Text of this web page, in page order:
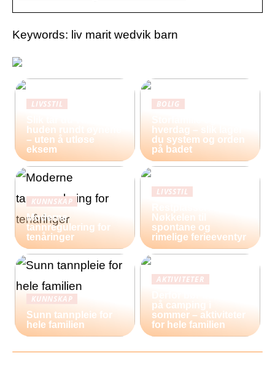
Keywords: liv marit wedvik barn
LIVSSTIL
huden rundt øynene
– uten å utløse
eksem
BOLIG
hverdag – slik lager
du system og orden
på badet
KUNNSKAP
Moderne
tannregulering for
tenåringer
LIVSSTIL
Nøkkelen til
spontane og
rimelige ferieeventyr
KUNNSKAP
Sunn tannpleie for
hele familien
AKTIVITETER
på camping i
sommer – aktiviteter
for hele familien